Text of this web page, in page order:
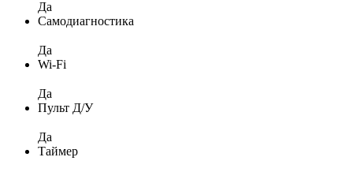
Да
Самодиагностика
Да
Wi-Fi
Да
Пульт Д/У
Да
Таймер